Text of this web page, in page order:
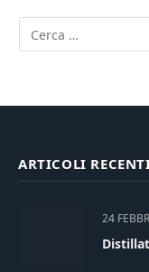
ARTICOLI
24